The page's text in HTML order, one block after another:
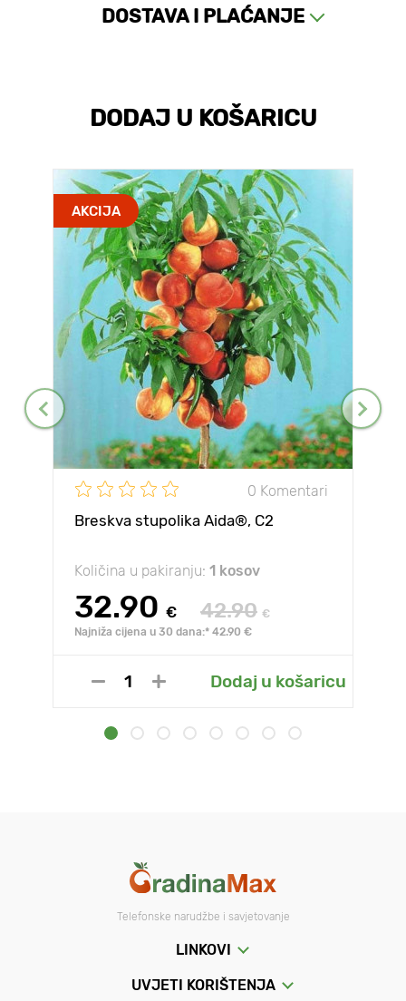
DOSTAVA I PLAĆANJE
DODAJ U KOŠARICU
AKCIJA
0 Komentari
Breskva stupolika Aida®, C2
Količina u pakiranju: 1 kosov
32.90 € 42.90 €
Najniža cijena u 30 dana:* 42.90 €
Dodaj u košaricu
Telefonske narudžbe i savjetovanje
LINKOVI
UVJETI KORIŠTENJA